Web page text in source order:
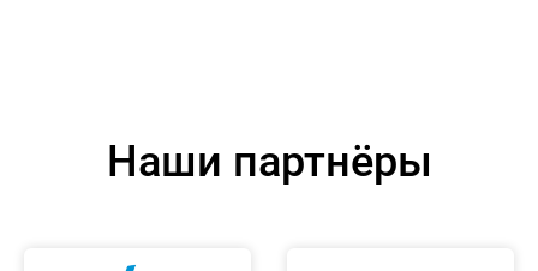
Наши партнёры